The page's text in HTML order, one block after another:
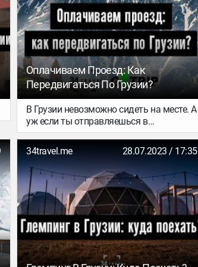
Оплачиваем Проезд: Как
Передвигаться По Грузии?
В Грузии невозможно сидеть на месте. А
уж если ты отправляешься в
путешествие осенью, у тебя есть все
шансы застать все времена года в
одной стране: неторопливое лето в
Тбилиси, золотую осень в Алазанской
долине или снежную зиму в горах
Местии. Как передвигаться по стране и
успеть все, читай в нашем мануале,
который мы подготовили вместе с
сервисом недорогих трансферов по
всей Грузии GoTrip.
34travel.me 28.07.2023 / 17:35